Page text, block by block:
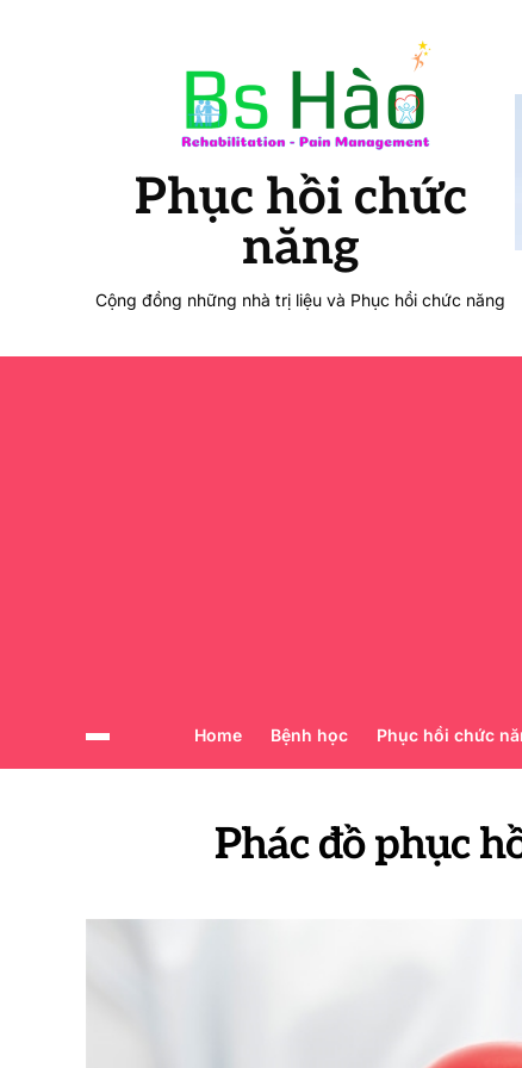
Phục hồi chức
năng
Cộng đồng những nhà trị liệu và Phục hồi chức năng
Home Bệnh học Phục hồi chức
Phác đồ phục